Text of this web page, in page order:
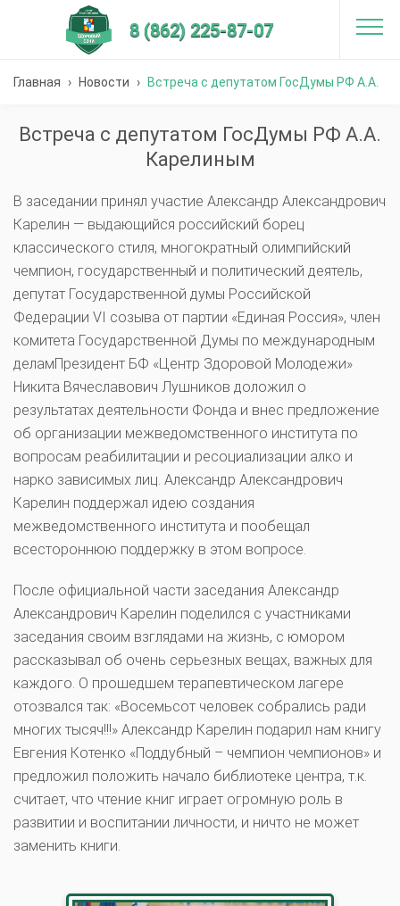
8 (862) 225-87-07
Главная › Новости › Встреча с депутатом ГосДумы РФ А.А.
Карелиным
Встреча с депутатом ГосДумы РФ А.А.
Карелиным
В заседании принял участие Александр Александрович
Карелин — выдающийся российский борец
классического стиля, многократный олимпийский
чемпион, государственный и политический деятель,
депутат Государственной думы Российской
Федерации VI созыва от партии «Единая Россия», член
комитета Государственной Думы по международным
деламПрезидент БФ «Центр Здоровой Молодежи»
Никита Вячеславович Лушников доложил о
результатах деятельности Фонда и внес предложение
об организации межведомственного института по
вопросам реабилитации и ресоциализации алко и
нарко зависимых лиц. Александр Александрович
Карелин поддержал идею создания
межведомственного института и пообещал
всестороннюю поддержку в этом вопросе.
После официальной части заседания Александр
Александрович Карелин поделился с участниками
заседания своим взглядами на жизнь, с юмором
рассказывал об очень серьезных вещах, важных для
каждого. О прошедшем терапевтическом лагере
отозвался так: «Восемьсот человек собрались ради
многих тысяч!!!» Александр Карелин подарил нам книгу
Евгения Котенко «Поддубный – чемпион чемпионов» и
предложил положить начало библиотеке центра, т.к.
считает, что чтение книг играет огромную роль в
развитии и воспитании личности, и ничто не может
заменить книги.